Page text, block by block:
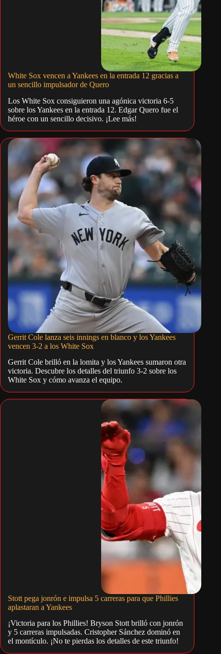
White Sox vencen a Yankees en la entrada 12 gracias a
un sencillo impulsador de Quero
Los White Sox consiguieron una agónica victoria 6-5
sobre los Yankees en la entrada 12. Edgar Quero fue el
héroe con un sencillo decisivo. ¡Lee más!
Gerrit Cole lanza seis innings en blanco y los Yankees
vencen 3-2 a los White Sox
Gerrit Cole brilló en la lomita y los Yankees sumaron otra
victoria. Descubre los detalles del triunfo 3-2 sobre los
White Sox y cómo avanza el equipo.
Stott pega jonrón e impulsa 5 carreras para que Phillies
aplastaran a Yankees
¡Victoria para los Phillies! Bryson Stott brilló con jonrón
y 5 carreras impulsadas. Cristopher Sánchez dominó en
el montículo. ¡No te pierdas los detalles de este triunfo!